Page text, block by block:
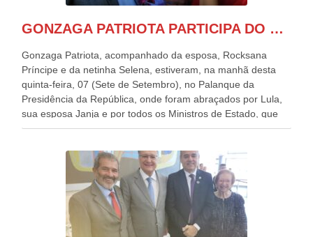
GONZAGA PATRIOTA PARTICIPA DO DESFILE DA INDEPENDÊNCIA NO PALANQUE DA PRESIDÊNCIA DA REPÚBLICA E É ABRAÇADO POR LULA E POR GERALDO ALCKMIN.
Gonzaga Patriota, acompanhado da esposa, Rocksana
Príncipe e da netinha Selena, estiveram, na manhã desta
quinta-feira, 07 (Sete de Setembro), no Palanque da
Presidência da República, onde foram abraçados por Lula,
sua esposa Janja e por todos os Ministros de Estado, que
estavam presentes, nos Desfiles da Independência da
outros desfiles, na Esplanada dos Ministérios, disse ter sido
o deste ano, o maior e o mais organizado de todos. “Há
quatro décadas, como Patriota até no nome, participo
anualmente dos desfiles de Sete de Setembro, na
Esplanada dos Ministérios, em Brasília. Este ano, o governo
preparou espaços com cadeiras e coberturas, para 30.000